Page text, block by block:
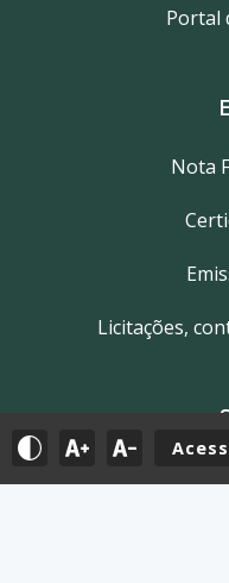
Portal
Nota
Licitações,